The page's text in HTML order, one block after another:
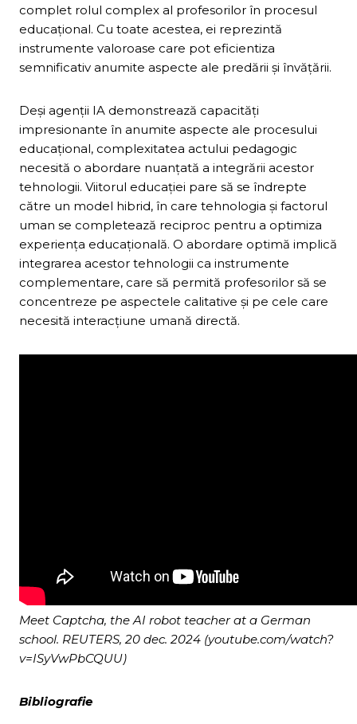
complet rolul complex al profesorilor în procesul
educațional. Cu toate acestea, ei reprezintă
instrumente valoroase care pot eficientiza
semnificativ anumite aspecte ale predării și învățării.
Deși agenții IA demonstrează capacități
impresionante în anumite aspecte ale procesului
educațional, complexitatea actului pedagogic
necesită o abordare nuanțată a integrării acestor
tehnologii. Viitorul educației pare să se îndrepte
către un model hibrid, în care tehnologia și factorul
uman se completează reciproc pentru a optimiza
experiența educațională. O abordare optimă implică
integrarea acestor tehnologii ca instrumente
complementare, care să permită profesorilor să se
concentreze pe aspectele calitative și pe cele care
necesită interacțiune umană directă.
Meet Captcha, the AI robot teacher at a German
school. REUTERS, 20 dec. 2024 (youtube.com/watch?
v=ISyVwPbCQUU)
Bibliografie